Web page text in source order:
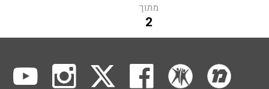
מתוך
2